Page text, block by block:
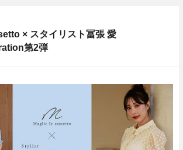
× スタイリスト冨張 愛
第2弾